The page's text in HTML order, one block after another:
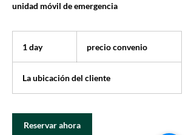
unidad móvil de emergencia
1 day1
precio convenio
La ubicación del cliente
Reservar ahora